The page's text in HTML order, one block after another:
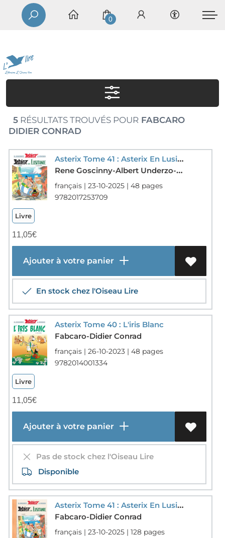
0
5RÉSULTATS TROUVÉS POURFABCARO
DIDIER CONRAD
Asterix Tome 41 : Asterix En Lusitanie
Rene Goscinny-Albert Underzo-Fabcaro-Didier Conrad
français | 23-10-2025 | 48 pages
9782017253709
Livre
11,05€
Ajouter à votre panier
En stock chez l'Oiseau Lire
Asterix Tome 40 : L'iris Blanc
Fabcaro-Didier Conrad
français | 26-10-2023 | 48 pages
9782014001334
Livre
11,05€
Ajouter à votre panier
Pas de stock chez l'Oiseau Lire
Disponible
Asterix Tome 41 : Asterix En Lusitanie
Fabcaro-Didier Conrad
français | 23-10-2025 | 128 pages